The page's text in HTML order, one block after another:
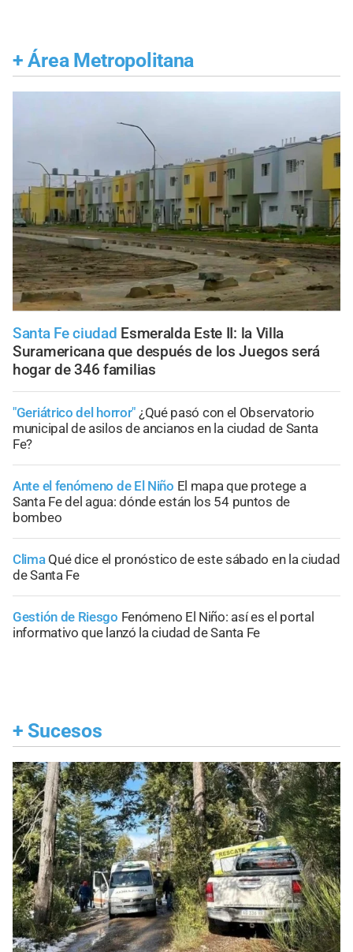
+ Área Metropolitana
Santa Fe ciudad Esmeralda Este II: la Villa
Suramericana que después de los Juegos será
hogar de 346 familias
"Geriátrico del horror" ¿Qué pasó con el Observatorio
municipal de asilos de ancianos en la ciudad de Santa
Fe?
Ante el fenómeno de El Niño El mapa que protege a
Santa Fe del agua: dónde están los 54 puntos de
bombeo
Clima Qué dice el pronóstico de este sábado en la ciudad
de Santa Fe
Gestión de Riesgo Fenómeno El Niño: así es el portal
informativo que lanzó la ciudad de Santa Fe
+ Sucesos